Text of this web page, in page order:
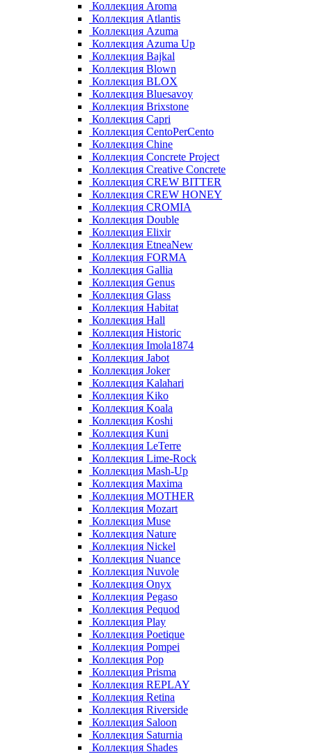
Коллекция Aroma
Коллекция Atlantis
Коллекция Azuma
Коллекция Azuma Up
Коллекция Bajkal
Коллекция Blown
Коллекция BLOX
Коллекция Bluesavoy
Коллекция Brixstone
Коллекция Capri
Коллекция CentoPerCento
Коллекция Chine
Коллекция Concrete Project
Коллекция Creative Concrete
Коллекция CREW BITTER
Коллекция CREW HONEY
Коллекция CROMIA
Коллекция Double
Коллекция Elixir
Коллекция EtneaNew
Коллекция FORMA
Коллекция Gallia
Коллекция Genus
Коллекция Glass
Коллекция Habitat
Коллекция Hall
Коллекция Historic
Коллекция Imola1874
Коллекция Jabot
Коллекция Joker
Коллекция Kalahari
Коллекция Kiko
Коллекция Koala
Коллекция Koshi
Коллекция Kuni
Коллекция LeTerre
Коллекция Lime-Rock
Коллекция Mash-Up
Коллекция Maxima
Коллекция MOTHER
Коллекция Mozart
Коллекция Muse
Коллекция Nature
Коллекция Nickel
Коллекция Nuance
Коллекция Nuvole
Коллекция Onyx
Коллекция Pegaso
Коллекция Pequod
Коллекция Play
Коллекция Poetique
Коллекция Pompei
Коллекция Pop
Коллекция Prisma
Коллекция REPLAY
Коллекция Retina
Коллекция Riverside
Коллекция Saloon
Коллекция Saturnia
Коллекция Shades